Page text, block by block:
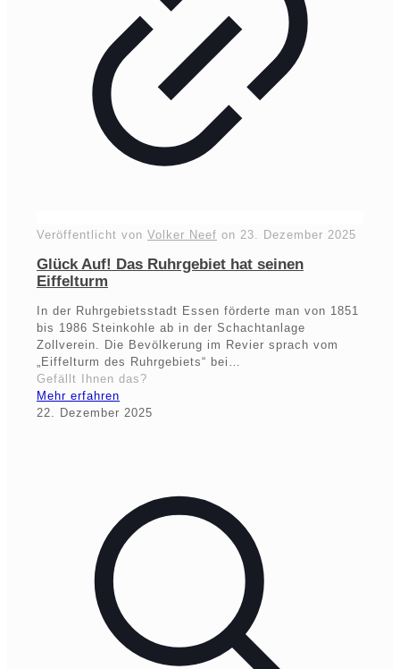
Veröffentlicht von Volker Neef on 23. Dezember 2025
Glück Auf! Das Ruhrgebiet hat seinen
Eiffelturm
In der Ruhrgebietsstadt Essen förderte man von 1851
bis 1986 Steinkohle ab in der Schachtanlage
Zollverein. Die Bevölkerung im Revier sprach vom
„Eiffelturm des Ruhrgebiets“ bei…
Gefällt Ihnen das?
Mehr erfahren
22. Dezember 2025